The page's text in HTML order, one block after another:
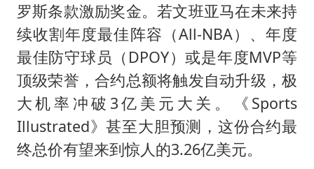
罗斯条款激励奖金。若文班亚马在未来持
续收割年度最佳阵容（All-NBA）、年度
最佳防守球员（DPOY）或是年度MVP等
顶级荣誉，合约总额将触发自动升级，极
大机率冲破3亿美元大关。《Sports
Illustrated》甚至大胆预测，这份合约最
终总价有望来到惊人的3.26亿美元。